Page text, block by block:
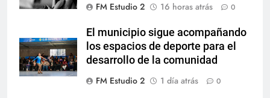
FM Estudio 2
16 horas atrás 0
El municipio sigue acompañando
los espacios de deporte para el
desarrollo de la comunidad
FM Estudio 2
1 día atrás 0